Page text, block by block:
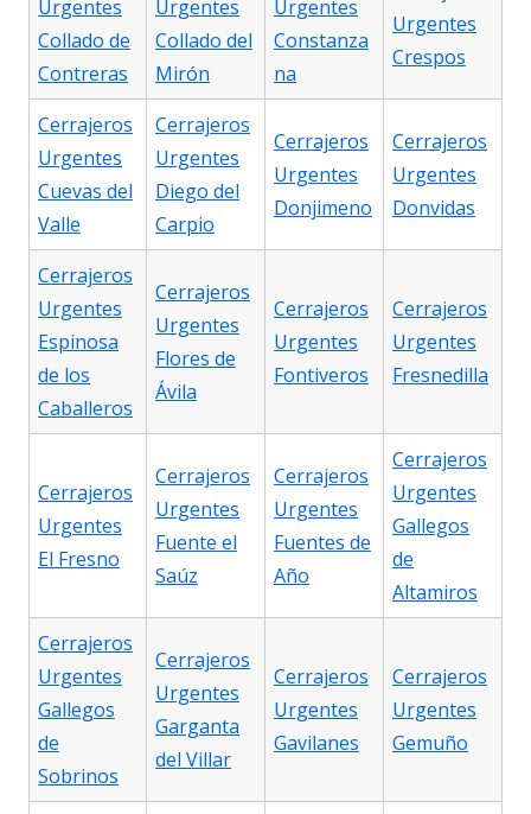
Urgentes
Collado de
Contreras
Urgentes
Collado del
Mirón
Urgentes
Constanza
na
Urgentes
Crespos
Cerrajeros
Urgentes
Cuevas del
Valle
Cerrajeros
Urgentes
Diego del
Carpio
Cerrajeros
Urgentes
Donjimeno
Cerrajeros
Urgentes
Donvidas
Cerrajeros
Urgentes
Espinosa
de los
Caballeros
Cerrajeros
Urgentes
Flores de
Ávila
Cerrajeros
Urgentes
Fontiveros
Cerrajeros
Urgentes
Fresnedilla
Cerrajeros
Urgentes
El Fresno
Cerrajeros
Urgentes
Fuente el
Saúz
Cerrajeros
Urgentes
Fuentes de
Año
Cerrajeros
Urgentes
Gallegos
de
Altamiros
Cerrajeros
Urgentes
Gallegos
de
Sobrinos
Cerrajeros
Urgentes
Garganta
del Villar
Cerrajeros
Urgentes
Gavilanes
Cerrajeros
Urgentes
Gemuño